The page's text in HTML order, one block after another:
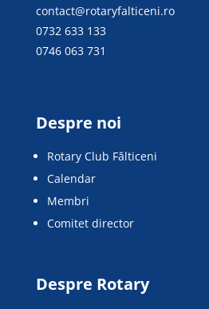
contact@rotaryfalticeni.ro
0732 633 133
0746 063 731
Despre noi
Rotary Club Fălticeni
Calendar
Membri
Comitet director
Despre Rotary